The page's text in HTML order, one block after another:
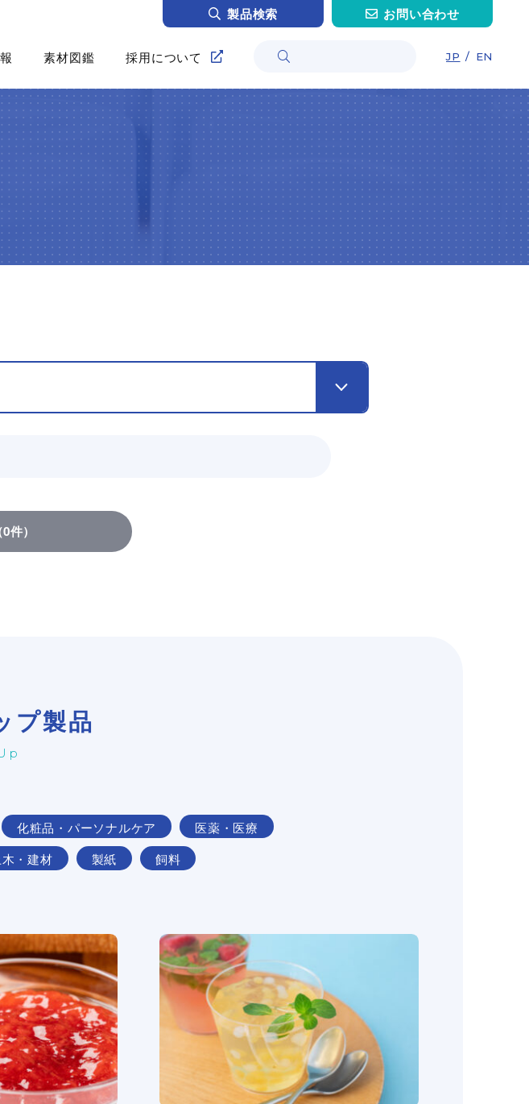
製品検索 お問い合わせ
要
ついて
究所
山加工センター
クス
素材図鑑 採用について
採用情報
新卒採用
中途採用
社員インタビュー H.O.さん
社員インタビュー C.Z.さん
社員インタビュー T.H.さん
社員インタビュー Y.M.さん
エントリー
JP / EN
0件）
プ製品
化粧品・パーソナルケア
医薬・医療
・建材 製紙 飼料